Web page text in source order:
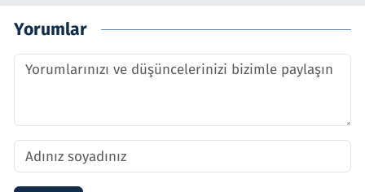
Yorumlar